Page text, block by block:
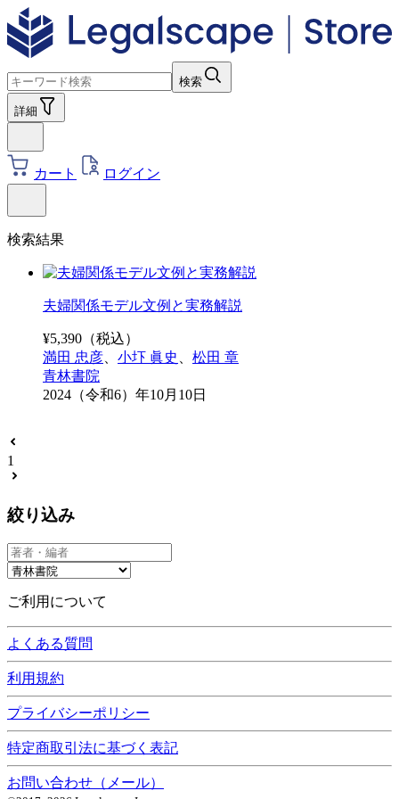
検索
詳細
カート ログイン
検索結果
夫婦関係モデル文例と実務解説
¥5,390 （税込）
満田 忠彦
小圷 眞史
松田 章
青林書院
2024（令和6）年10月10日
1
絞り込み
ご利用について
よくある質問
利用規約
プライバシーポリシー
特定商取引法に基づく表記
お問い合わせ（メール）